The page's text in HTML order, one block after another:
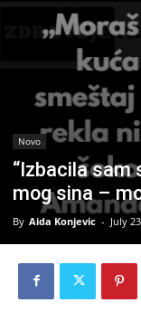
Novo
“Izbacila sam
mog sina –
By Aida Konjevic - July